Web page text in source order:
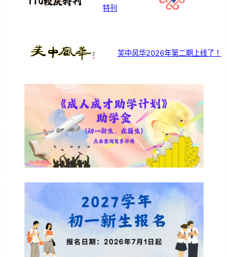
特刊
芙中风华2026年第二期上线了！